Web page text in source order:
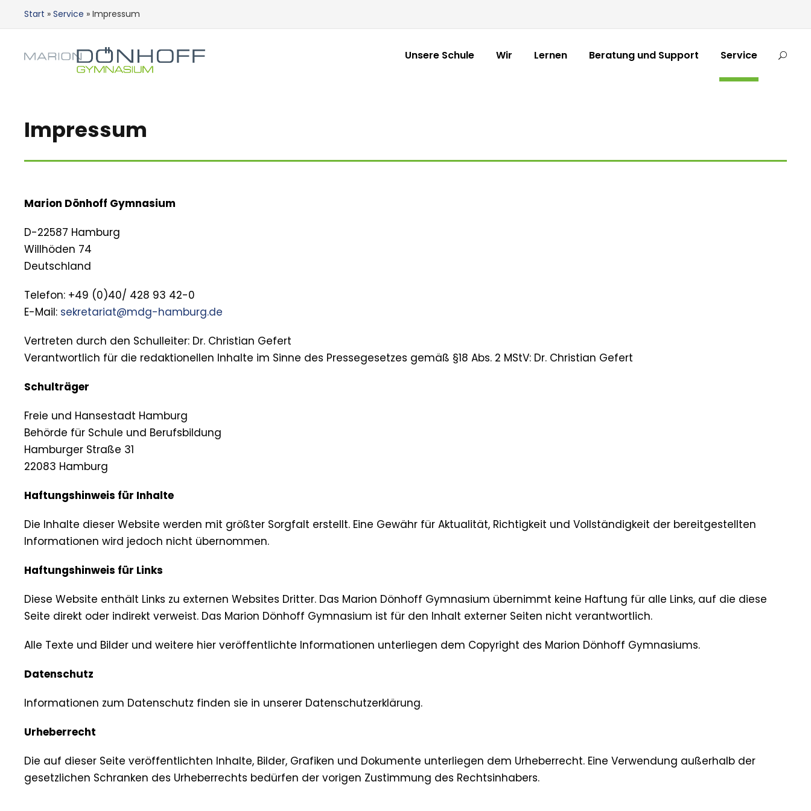
Start » Service » Impressum
Unsere Schule Wir Lernen Beratung und Support Service
Impressum
Marion Dönhoff Gymnasium
D-22587 Hamburg
Willhöden 74
Deutschland
Telefon: +49 (0)40/ 428 93 42-0
E-Mail: sekretariat@mdg-hamburg.de
Vertreten durch den Schulleiter: Dr. Christian Gefert
Verantwortlich für die redaktionellen Inhalte im Sinne des Pressegesetzes gemäß §18 Abs. 2 MStV: Dr. Christian Gefert
Schulträger
Freie und Hansestadt Hamburg
Behörde für Schule und Berufsbildung
Hamburger Straße 31
22083 Hamburg
Haftungshinweis für Inhalte
Die Inhalte dieser Website werden mit größter Sorgfalt erstellt. Eine Gewähr für Aktualität, Richtigkeit und Vollständigkeit der bereitgestellten
Informationen wird jedoch nicht übernommen.
Haftungshinweis für Links
Diese Website enthält Links zu externen Websites Dritter. Das Marion Dönhoff Gymnasium übernimmt keine Haftung für alle Links, auf die diese
Seite direkt oder indirekt verweist. Das Marion Dönhoff Gymnasium ist für den Inhalt externer Seiten nicht verantwortlich.
Alle Texte und Bilder und weitere hier veröffentlichte Informationen unterliegen dem Copyright des Marion Dönhoff Gymnasiums.
Datenschutz
Informationen zum Datenschutz finden sie in unserer Datenschutzerklärung.
Urheberrecht
Die auf dieser Seite veröffentlichten Inhalte, Bilder, Grafiken und Dokumente unterliegen dem Urheberrecht. Eine Verwendung außerhalb der
gesetzlichen Schranken des Urheberrechts bedürfen der vorigen Zustimmung des Rechtsinhabers.